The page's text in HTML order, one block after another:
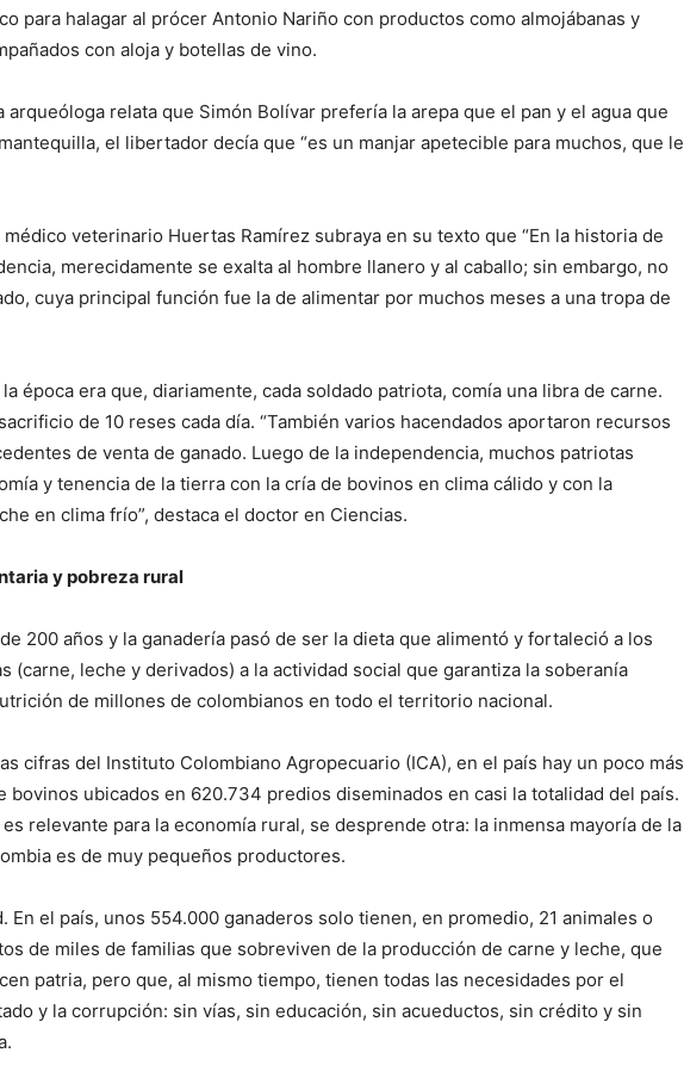
para halagar al prócer Antonio Nariño con productos como almojábanas y
con aloja y botellas de vino.
arqueóloga relata que Simón Bolívar prefería la arepa que el pan y el agua que
el libertador decía que “es un manjar apetecible para muchos, que le
veterinario Huertas Ramírez subraya en su texto que “En la historia de
merecidamente se exalta al hombre llanero y al caballo; sin embargo, no
cuya principal función fue la de alimentar por muchos meses a una tropa de
época era que, diariamente, cada soldado patriota, comía una libra de carne.
de 10 reses cada día. “También varios hacendados aportaron recursos
de venta de ganado. Luego de la independencia, muchos patriotas
y tenencia de la tierra con la cría de bovinos en clima cálido y con la
en clima frío”, destaca el doctor en Ciencias.
y pobreza rural
200 años y la ganadería pasó de ser la dieta que alimentó y fortaleció a los
(carne, leche y derivados) a la actividad social que garantiza la soberanía
de millones de colombianos en todo el territorio nacional.
cifras del Instituto Colombiano Agropecuario (ICA), en el país hay un poco más
bovinos ubicados en 620.734 predios diseminados en casi la totalidad del país.
relevante para la economía rural, se desprende otra: la inmensa mayoría de la
es de muy pequeños productores.
En el país, unos 554.000 ganaderos solo tienen, en promedio, 21 animales o
de miles de familias que sobreviven de la producción de carne y leche, que
patria, pero que, al mismo tiempo, tienen todas las necesidades por el
y la corrupción: sin vías, sin educación, sin acueductos, sin crédito y sin